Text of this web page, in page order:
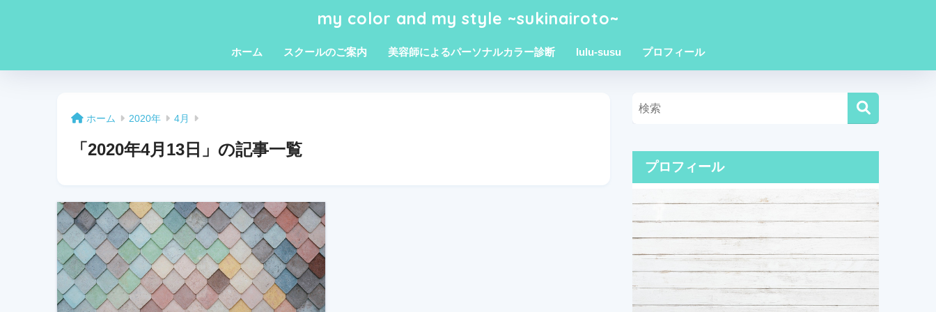
my color and my style ~sukinairoto~
ホーム スクールのご案内 美容師によるパーソナルカラー診断 lulu-susu プロフィール
ホーム 2020年 4月
「2020年4月13日」の記事一覧
プロフィール